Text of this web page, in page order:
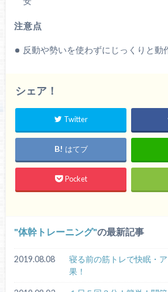
注意点
反動や勢いを使わずにじっくりと動
シェア！
Twitter
はてブ
Pocket
体幹トレーニング の最新記事
2019.08.08
寝る前の筋トレで快眠・
果！